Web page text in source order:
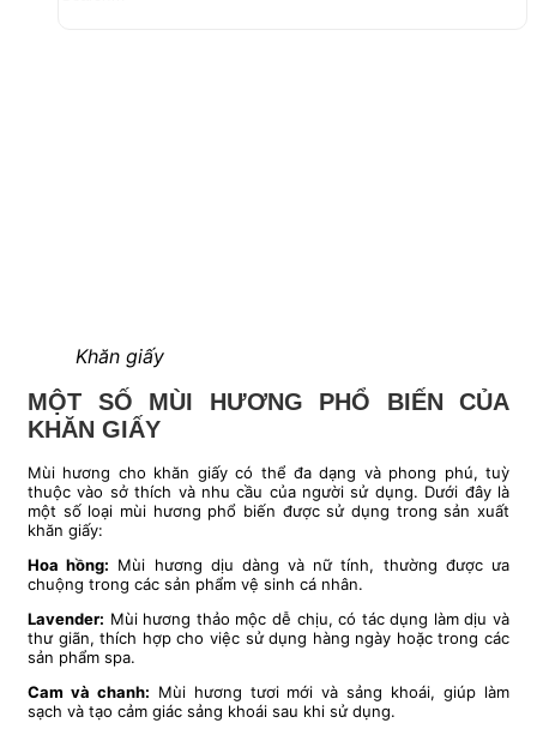
Khăn giấy
MỘT SỐ MÙI HƯƠNG PHỔ BIẾN CỦA
KHĂN GIẤY
Mùi hương cho khăn giấy có thể đa dạng và phong phú, tuỳ
thuộc vào sở thích và nhu cầu của người sử dụng. Dưới đây là
một số loại mùi hương phổ biến được sử dụng trong sản xuất
khăn giấy:
Hoa hồng: Mùi hương dịu dàng và nữ tính, thường được ưa
chuộng trong các sản phẩm vệ sinh cá nhân.
Lavender: Mùi hương thảo mộc dễ chịu, có tác dụng làm dịu và
thư giãn, thích hợp cho việc sử dụng hàng ngày hoặc trong các
sản phẩm spa.
Cam và chanh: Mùi hương tươi mới và sảng khoái, giúp làm
sạch và tạo cảm giác sảng khoái sau khi sử dụng.